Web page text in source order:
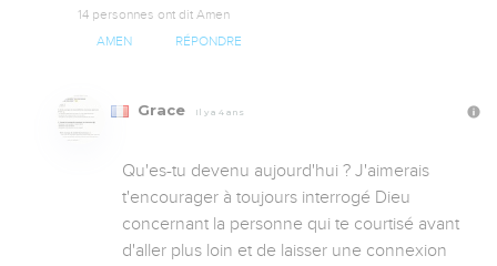
14 personnes ont dit Amen
AMEN RÉPONDRE
Grace Il y a 4 ans
Qu'es-tu devenu aujourd'hui ? J'aimerais
t'encourager à toujours interrogé Dieu
concernant la personne qui te courtisé avant
d'aller plus loin et de laisser une connexion